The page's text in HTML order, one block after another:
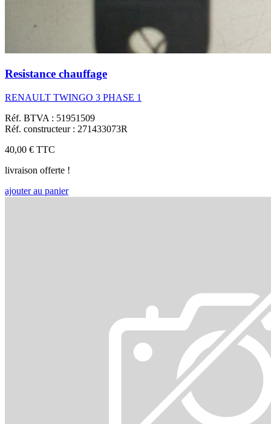
Resistance chauffage
RENAULT TWINGO 3 PHASE 1
Réf. BTVA : 51951509
Réf. constructeur : 271433073R
40,00 € TTC
livraison offerte !
ajouter au panier